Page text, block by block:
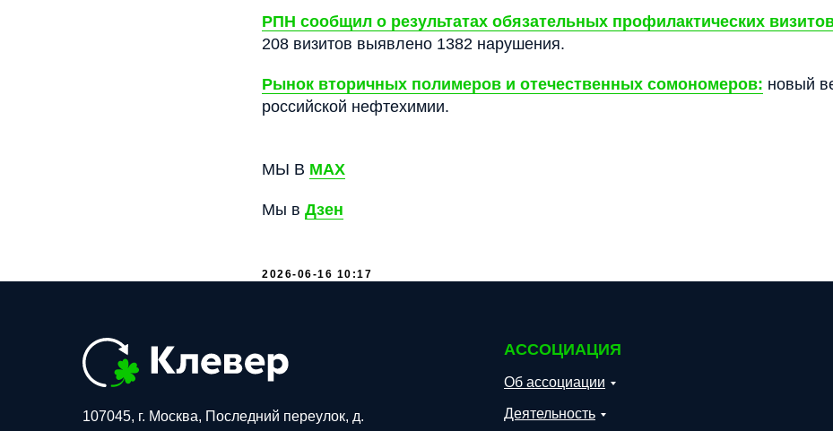
РПН сообщил о результатах обязательных профилактических
208 визитов выявлено 1382 нарушения.
Рынок вторичных полимеров и отечественных сомономеров: новый
российской нефтехимии.
МЫ В МАХ
Мы в Дзен
2026-06-16 10:17
АССОЦИАЦИЯ
Об ассоциации
Деятельность
107045, г. Москва, Последний переулок, д.